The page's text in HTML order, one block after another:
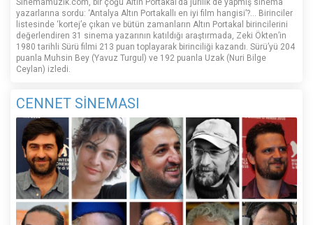
yazarlarına sordu: ‘Antalya Altın Portakallı en iyi film hangisi’?... Birinciler
listesinde ‘kortej’e çıkan ve bütün zamanların Altın Portakal birincilerini
değerlendiren 31 sinema yazarının katıldığı araştırmada, Zeki Ökten’in
1980 tarihli Sürü filmi 213 puan toplayarak birinciliği kazandı. Sürü’yü 204
puanla Muhsin Bey (Yavuz Turgul) ve 192 puanla Uzak (Nuri Bilge
Ceylan) izledi.
CENNET SİNEMASI